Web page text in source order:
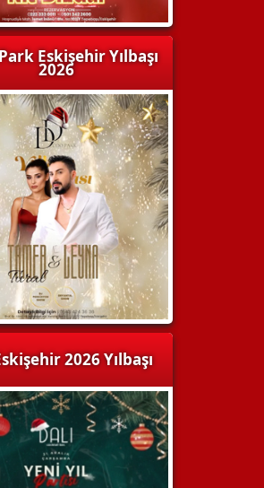
Eskişehir Yılbaşı
2026
2026 Yılbaşı